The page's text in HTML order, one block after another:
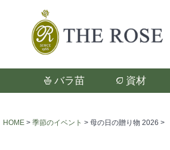
バラ苗 資材
HOME 季節のイベント 母の日の贈り物 2026